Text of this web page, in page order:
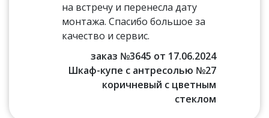
на встречу и перенесла дату
монтажа. Спасибо большое за
качество и сервис.
заказ №3645 от 17.06.2024
Шкаф-купе с антресолью №27
коричневый с цветным
стеклом